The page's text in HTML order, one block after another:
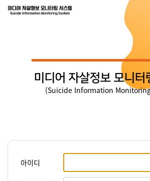
미디어 자살정보 모니터
(Suicide Information
아이디